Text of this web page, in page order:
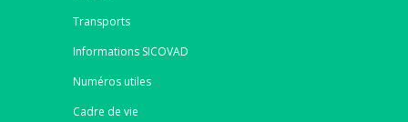
Transports
Informations SICOVAD
Numéros utiles
Cadre de vie